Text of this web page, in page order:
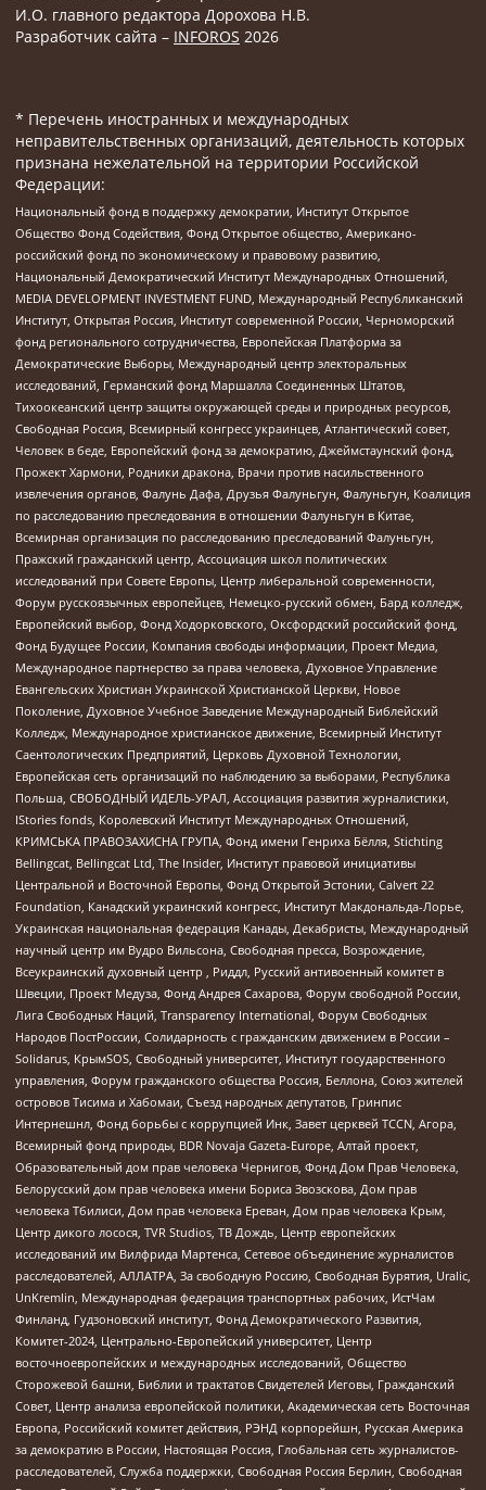
И.О. главного редактора Дорохова Н.В.
Разработчик сайта – INFOROS 2026
* Перечень иностранных и международных
неправительственных организаций, деятельность которых
признана нежелательной на территории Российской
Федерации:
Национальный фонд в поддержку демократии, Институт Открытое
Общество Фонд Содействия, Фонд Открытое общество, Американо-
российский фонд по экономическому и правовому развитию,
Национальный Демократический Институт Международных Отношений,
MEDIA DEVELOPMENT INVESTMENT FUND, Международный Республиканский
Институт, Открытая Россия, Институт современной России, Черноморский
фонд регионального сотрудничества, Европейская Платформа за
Демократические Выборы, Международный центр электоральных
исследований, Германский фонд Маршалла Соединенных Штатов,
Тихоокеанский центр защиты окружающей среды и природных ресурсов,
Свободная Россия, Всемирный конгресс украинцев, Атлантический совет,
Человек в беде, Европейский фонд за демократию, Джеймстаунский фонд,
Прожект Хармони, Родники дракона, Врачи против насильственного
извлечения органов, Фалунь Дафа, Друзья Фалуньгун, Фалуньгун, Коалиция
по расследованию преследования в отношении Фалуньгун в Китае,
Всемирная организация по расследованию преследований Фалуньгун,
Пражский гражданский центр, Ассоциация школ политических
исследований при Совете Европы, Центр либеральной современности,
Форум русскоязычных европейцев, Немецко-русский обмен, Бард колледж,
Европейский выбор, Фонд Ходорковского, Оксфордский российский фонд,
Фонд Будущее России, Компания свободы информации, Проект Медиа,
Международное партнерство за права человека, Духовное Управление
Евангельских Христиан Украинской Христианской Церкви, Новое
Поколение, Духовное Учебное Заведение Международный Библейский
Колледж, Международное христианское движение, Всемирный Институт
Саентологических Предприятий, Церковь Духовной Технологии,
Европейская сеть организаций по наблюдению за выборами, Республика
Польша, СВОБОДНЫЙ ИДЕЛЬ-УРАЛ, Ассоциация развития журналистики,
IStories fonds, Королевский Институт Международных Отношений,
КРИМСЬКА ПРАВОЗАХИСНА ГРУПА, Фонд имени Генриха Бёлля, Stichting
Bellingcat, Bellingcat Ltd, The Insider, Институт правовой инициативы
Центральной и Восточной Европы, Фонд Открытой Эстонии, Calvert 22
Foundation, Канадский украинский конгресс, Институт Макдональда-Лорье,
Украинская национальная федерация Канады, Декабристы, Международный
научный центр им Вудро Вильсона, Свободная пресса, Возрождение,
Всеукраинский духовный центр , Риддл, Русский антивоенный комитет в
Швеции, Проект Медуза, Фонд Андрея Сахарова, Форум свободной России,
Лига Свободных Наций, Transparеncy International, Форум Свободных
Народов ПостРоссии, Солидарность с гражданским движением в России –
Solidarus, КрымSOS, Свободный университет, Институт государственного
управления, Форум гражданского общества Россия, Беллона, Союз жителей
островов Тисима и Хабомаи, Съезд народных депутатов, Гринпис
Интернешнл, Фонд борьбы с коррупцией Инк, Завет церквей TCCN, Агора,
Всемирный фонд природы, BDR Novaja Gazeta-Europe, Алтай проект,
Образовательный дом прав человека Чернигов, Фонд Дом Прав Человека,
Белорусский дом прав человека имени Бориса Звозскова, Дом прав
человека Тбилиси, Дом прав человека Ереван, Дом прав человека Крым,
Центр дикого лосося, TVR Studios, ТВ Дождь, Центр европейских
исследований им Вилфрида Мартенса, Сетевое объединение журналистов
расследователей, АЛЛАТРА, За свободную Россию, Свободная Бурятия, Uralic,
UnKremlin, Международная федерация транспортных рабочих, ИстЧам
Финланд, Гудзоновский институт, Фонд Демократического Развития,
Комитет-2024, Центрально-Европейский университет, Центр
восточноевропейских и международных исследований, Общество
Сторожевой башни, Библии и трактатов Свидетелей Иеговы, Гражданский
Совет, Центр анализа европейской политики, Академическая сеть Восточная
Европа, Российский комитет действия, РЭНД корпорейшн, Русская Америка
за демократию в России, Настоящая Россия, Глобальная сеть журналистов-
расследователей, Служба поддержки, Свободная Россия Берлин, Свободная